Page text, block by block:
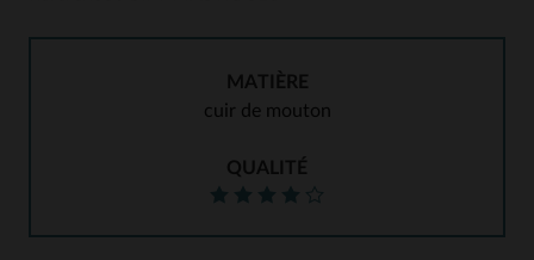
MATIÈRE
cuir de mouton
QUALITÉ